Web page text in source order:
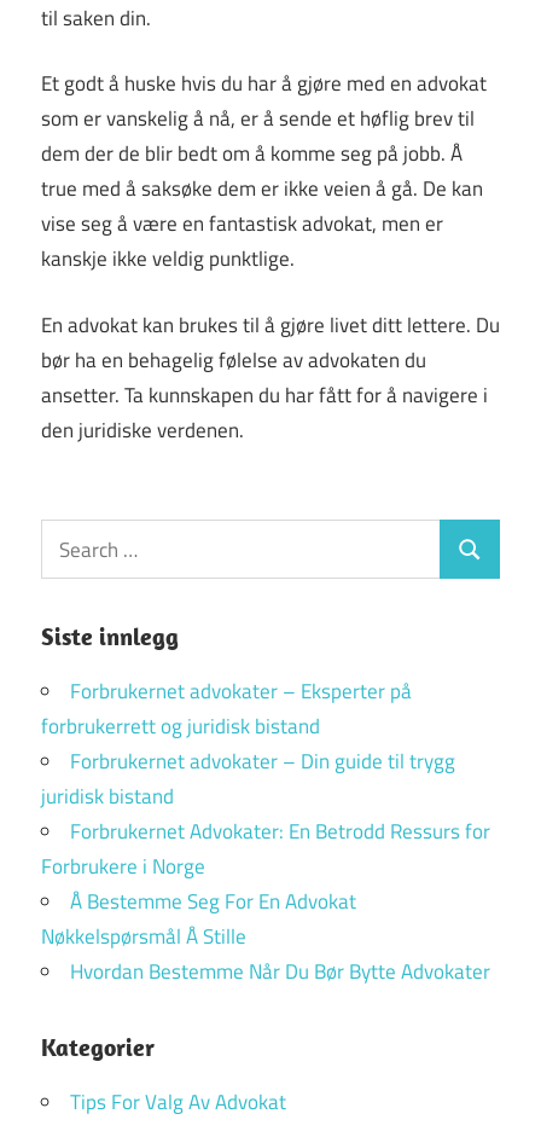
til saken din.
Et godt å huske hvis du har å gjøre med en advokat
som er vanskelig å nå, er å sende et høflig brev til
dem der de blir bedt om å komme seg på jobb. Å
true med å saksøke dem er ikke veien å gå. De kan
vise seg å være en fantastisk advokat, men er
kanskje ikke veldig punktlige.
En advokat kan brukes til å gjøre livet ditt lettere. Du
bør ha en behagelig følelse av advokaten du
ansetter. Ta kunnskapen du har fått for å navigere i
den juridiske verdenen.
Search
for:
Search
Siste innlegg
Forbrukernet advokater – Eksperter på
forbrukerrett og juridisk bistand
Forbrukernet advokater – Din guide til trygg
juridisk bistand
Forbrukernet Advokater: En Betrodd Ressurs for
Forbrukere i Norge
Å Bestemme Seg For En Advokat
Nøkkelspørsmål Å Stille
Hvordan Bestemme Når Du Bør Bytte Advokater
Kategorier
Tips For Valg Av Advokat